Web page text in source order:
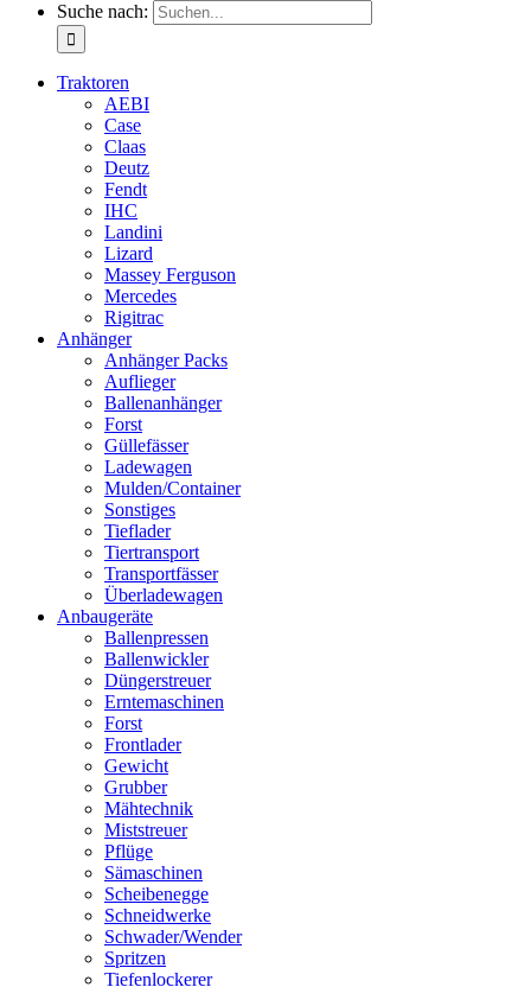
Suche nach:
Traktoren
AEBI
Case
Claas
Deutz
Fendt
IHC
Landini
Lizard
Massey Ferguson
Mercedes
Rigitrac
Anhänger
Anhänger Packs
Auflieger
Ballenanhänger
Forst
Güllefässer
Ladewagen
Mulden/Container
Sonstiges
Tieflader
Tiertransport
Transportfässer
Überladewagen
Anbaugeräte
Ballenpressen
Ballenwickler
Düngerstreuer
Erntemaschinen
Forst
Frontlader
Gewicht
Grubber
Mähtechnik
Miststreuer
Pflüge
Sämaschinen
Scheibenegge
Schneidwerke
Schwader/Wender
Spritzen
Tiefenlockerer